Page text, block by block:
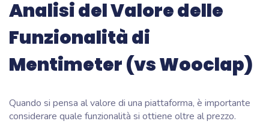
Analisi del Valore delle
Funzionalità di
Mentimeter (vs Wooclap)
Quando si pensa al valore di una piattaforma, è importante
considerare quale funzionalità si ottiene oltre al prezzo.